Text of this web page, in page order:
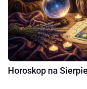
Horoskop na